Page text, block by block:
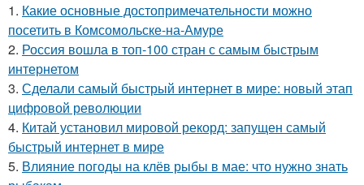
1. Какие основные достопримечательности можно
посетить в Комсомольске-на-Амуре
2. Россия вошла в топ-100 стран с самым быстрым
интернетом
3. Сделали самый быстрый интернет в мире: новый этап
цифровой революции
4. Китай установил мировой рекорд: запущен самый
быстрый интернет в мире
5. Влияние погоды на клёв рыбы в мае: что нужно знать